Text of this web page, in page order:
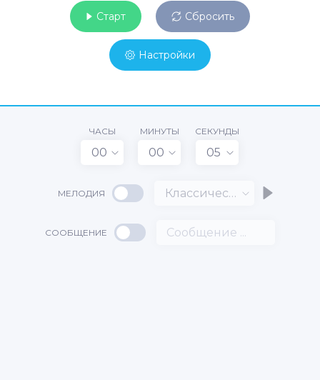
Старт Сбросить
Настройки
ЧАСЫ
00
МИНУТЫ
00
СЕКУНДЫ
05
МЕЛОДИЯ Классический
СООБЩЕНИЕ